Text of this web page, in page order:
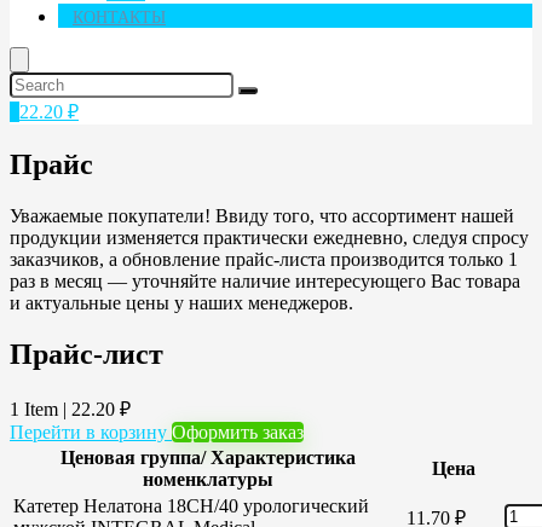
КОНТАКТЫ
22.20 ₽
Прайс
Уважаемые покупатели! Ввиду того, что ассортимент нашей
продукции изменяется практически ежедневно, следуя спросу
заказчиков, а обновление прайс-листа производится только 1
раз в месяц — уточняйте наличие интересующего Вас товара
и актуальные цены у наших менеджеров.
Прайс-лист
1 Item | 22.20 ₽
Перейти в корзину Оформить заказ
Ценовая группа/ Характеристика
номенклатуры
Цена
Катетер Нелатона 18CH/40 урологический
11.70 ₽